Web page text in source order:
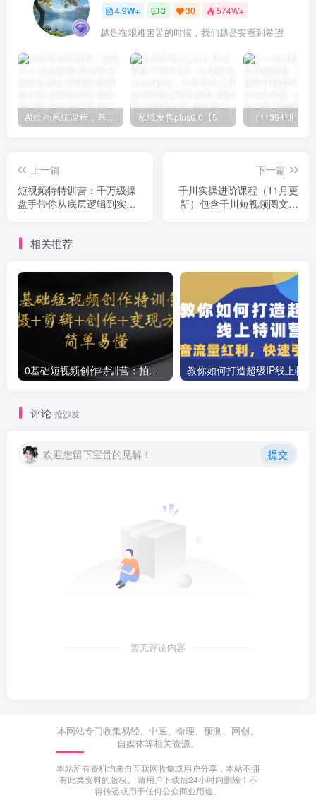
4.9W+ 3 30 574W+
越是在艰难困苦的时候，我们越是要看到希望
AI绘画系统课程，基础入门-实战案例-商业应用 私域发售plus6.0【5月份线下课录音】/全域套装sop流程包，社群发售工具套装模型
上一篇
短视频特特训营：千万级操
盘手带你从底层逻辑到实操
下一篇
千川实操进阶课程（11月更
新）包含千川短视频图文、
相关推荐
0基础短视频创作特训营：拍摄+剪辑+创作+变现方法
评论 抢沙发
欢迎您留下宝贵的见解！ 提交
暂无评论内容
本网站专门收集易经、中医、命理、预测、网创、
自媒体等相关资源。
本站所有资料均来自互联网收集或用户分享，本站不拥
有此类资料的版权。 请用户下载后24小时内删除！不
得传递或用于任何公众商业用途。